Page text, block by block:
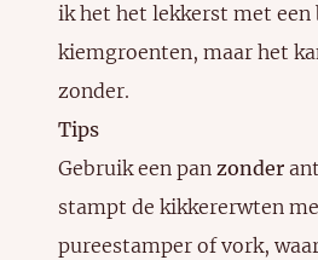
ik het het lekkerst met een
kiemgroenten, maar het
zonder.
Tips
Gebruik een pan zonder
stampt de kikkererwten
pureestamper of vork,